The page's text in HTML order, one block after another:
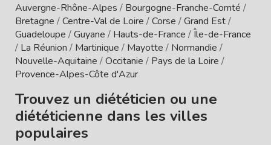
Auvergne-Rhône-Alpes / Bourgogne-Franche-Comté /
Bretagne /Centre-Val de Loire /Corse /Grand Est/
Guadeloupe /Guyane / Hauts-de-France /Île-de-France
/ La Réunion / Martinique / Mayotte / Normandie /
Nouvelle-Aquitaine /Occitanie / Pays de la Loire /
Provence-Alpes-Côte d'Azur
Trouvez un diététicien ou une
diététicienne dans les villes
populaires